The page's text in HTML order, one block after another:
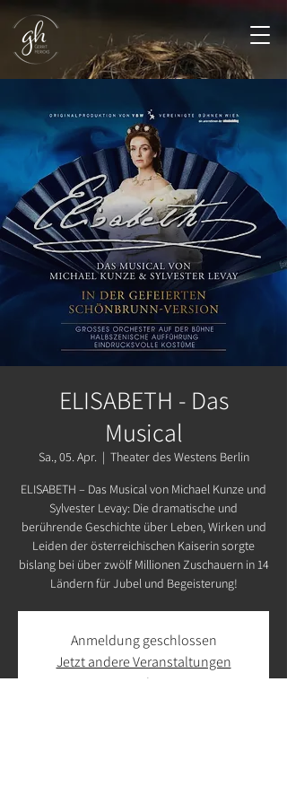
ELISABETH - Das
Musical
Sa., 05. Apr.
  |
Theater des Westens Berlin
ELISABETH – Das Musical von Michael Kunze und
Sylvester Levay: Die dramatische und
berührende Geschichte über Leben, Wirken und
Leiden der österreichischen Kaiserin sorgte
bislang bei über zwölf Millionen Zuschauern in 14
Ländern für Jubel und Begeisterung!
Anmeldung geschlossen
Jetzt andere Veranstaltungen
ansehen